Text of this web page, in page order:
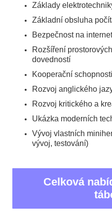
Základy
Základní obsluha
Bezpečnost na
Rozšíření
dovedností
Kooperační
Rozvoj anglického
Rozvoj kritického a
Ukázka moderních
Vývoj vlastních
vývoj, testování)
Celková